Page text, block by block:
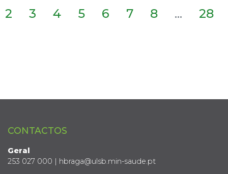
2 3 4 5 6 7 8 ... 28
CONTACTOS
Geral
253 027 000 | hbraga@ulsb.min-saude.pt